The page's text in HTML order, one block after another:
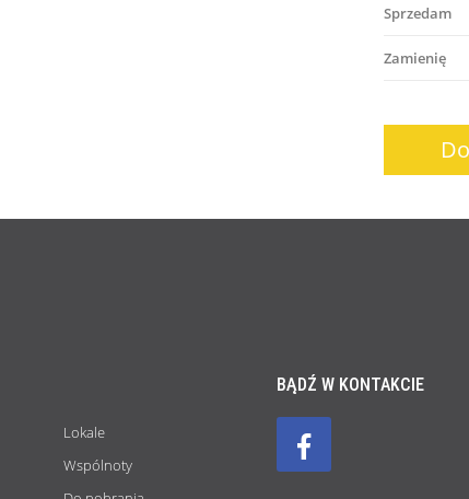
Sprzedam
Zamienię
Lokale
Wspólnoty
BĄDŹ W KONTAKCIE